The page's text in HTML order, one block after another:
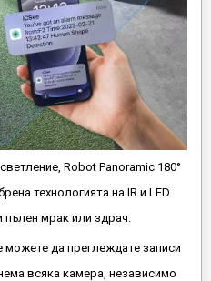
Robot Panoramic 180°
технологията на IR и LED
мрак или здрач.
да преглеждате записи
всяка камера, независимо